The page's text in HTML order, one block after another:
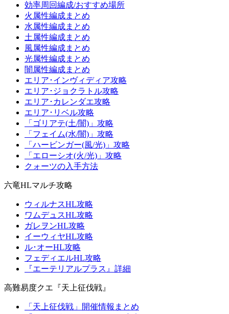
効率周回編成/おすすめ場所
火属性編成まとめ
水属性編成まとめ
土属性編成まとめ
風属性編成まとめ
光属性編成まとめ
闇属性編成まとめ
エリア･インヴィディア攻略
エリア･ジョクラトル攻略
エリア･カレンダエ攻略
エリア･リベル攻略
「ゴリアテ(土/闇)」攻略
「フェイム(水/闇)」攻略
「ハービンガー(風/光)」攻略
「エローシオ(火/光)」攻略
クォーツの入手方法
六竜HLマルチ攻略
ウィルナスHL攻略
ワムデュスHL攻略
ガレヲンHL攻略
イーウィヤHL攻略
ル･オーHL攻略
フェディエルHL攻略
『エーテリアルプラス』詳細
高難易度クエ『天上征伐戦』
「天上征伐戦」開催情報まとめ